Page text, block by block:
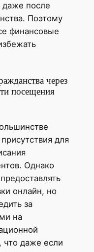
даже после
Поэтому
финансовые
через
посещения
для
Однако
онлайн, но
за
на
даже если